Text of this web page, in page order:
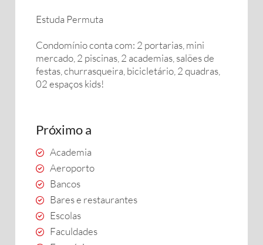
Estuda Permuta
Condomínio conta com: 2 portarias, mini
mercado, 2 piscinas, 2 academias, salões de
festas, churrasqueira, bicicletário, 2 quadras,
02 espaços kids!
Próximo a
Academia
Aeroporto
Bancos
Bares e restaurantes
Escolas
Faculdades